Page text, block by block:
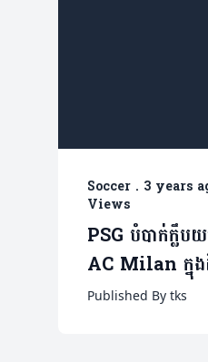
Soccer . 3 years
Views
PSG បំបាក់ក្លឹប
AC Milan ក្នុ
ខណៈខ្សែបម្រើអាស៊ី
Published By tks